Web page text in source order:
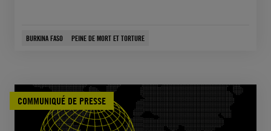
BURKINA FASO PEINE DE MORT ET TORTURE
COMMUNIQUÉ DE PRESSE